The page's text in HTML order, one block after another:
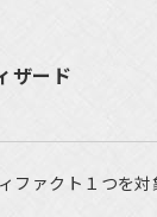
ザード
ファクト１つを